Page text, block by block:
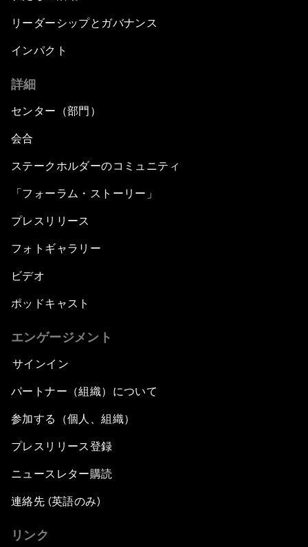
リーダーシップとガバナンス
インパクト
詳細
センター（部門）
会合
ステークホルダーのコミュニティ
「フォーラム・ストーリー」
プレスリリース
フォトギャラリー
ビデオ
ポッドキャスト
エンゲージメント
サインイン
パートナー（組織）について
参加する（個人、組織）
プレスリリース登録
ニュースレター購読
連絡先 (英語のみ)
リンク